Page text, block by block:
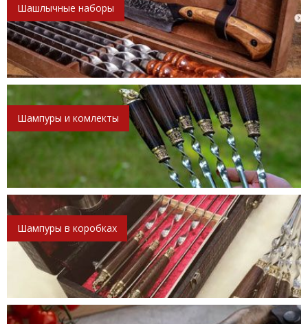
Шашлычные наборы
Шампуры и комлекты
Шампуры в коробках